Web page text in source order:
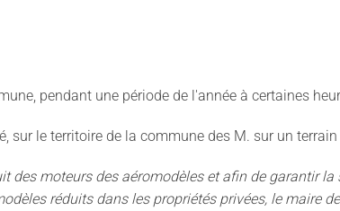
pendant une période de l'année à certaines
sur le territoire de la commune des M. sur un
moteurs des aéromodèles et afin de garantir la
réduits dans les propriétés privées, le maire